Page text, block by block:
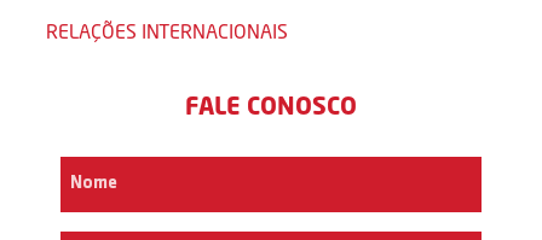
RELAÇÕES INTERNACIONAIS
FALE CONOSCO